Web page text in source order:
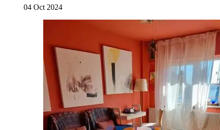
04 Oct 2024